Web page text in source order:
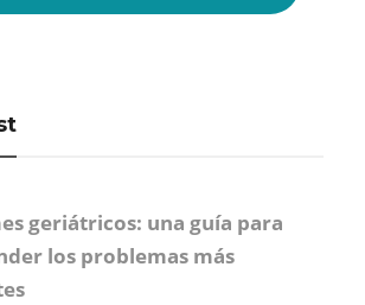
geriátricos: una guía para
los problemas más